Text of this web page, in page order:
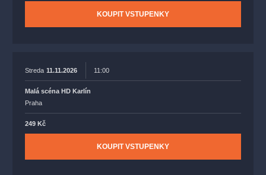
KOUPIT VSTUPENKY
Streda 11.11.2026 11:00
Malá scéna HD Karlín
Praha
249 Kč
KOUPIT VSTUPENKY